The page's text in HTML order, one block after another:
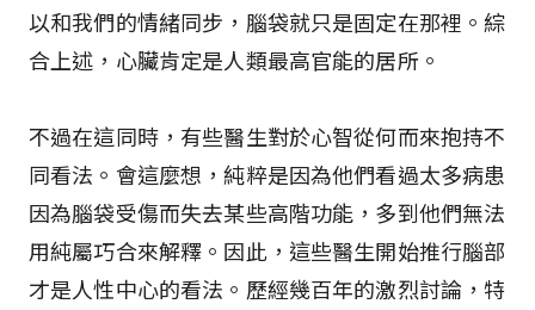
以和我們的情緒同步，腦袋就只是固定在那裡。綜
合上述，心臟肯定是人類最高官能的居所。
不過在這同時，有些醫生對於心智從何而來抱持不
同看法。會這麼想，純粹是因為他們看過太多病患
因為腦袋受傷而失去某些高階功能，多到他們無法
用純屬巧合來解釋。因此，這些醫生開始推行腦部
才是人性中心的看法。歷經幾百年的激烈討論，特